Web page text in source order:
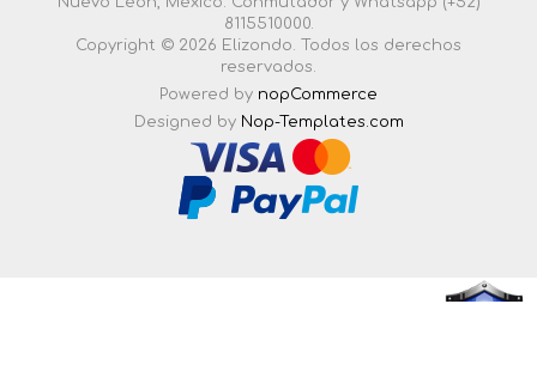
8115510000.
Copyright © 2026 Elizondo. Todos los derechos
reservados.
Powered by nopCommerce
Designed by Nop-Templates.com